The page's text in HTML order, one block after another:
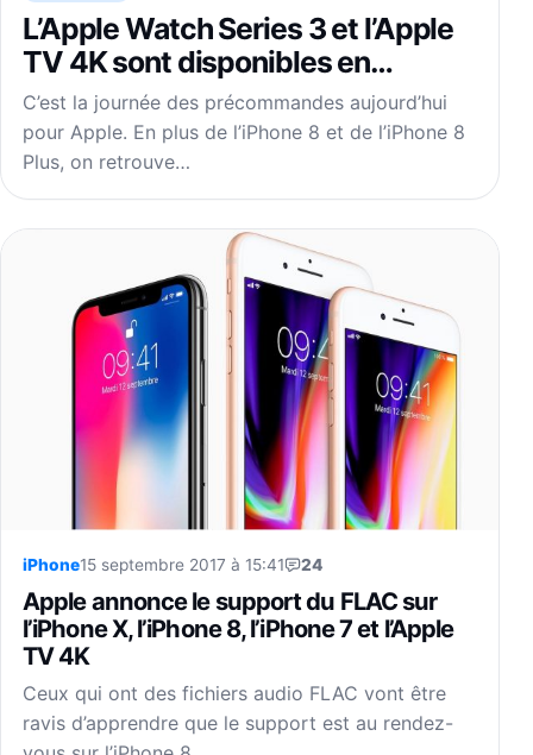
L’Apple Watch Series 3 et l’Apple
TV 4K sont disponibles en
précommande
C’est la journée des précommandes aujourd’hui
pour Apple. En plus de l’iPhone 8 et de l’iPhone 8
Plus, on retrouve…
iPhone15 septembre 2017 à 15:41 24
Apple annonce le support du FLAC sur
l’iPhone X, l’iPhone 8, l’iPhone 7 et l’Apple
TV 4K
Ceux qui ont des fichiers audio FLAC vont être
ravis d’apprendre que le support est au rendez-